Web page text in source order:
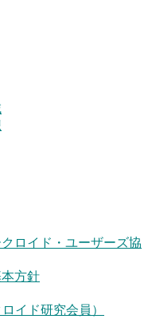
ロイド・ユーザーズ協
方針
イド研究会員）